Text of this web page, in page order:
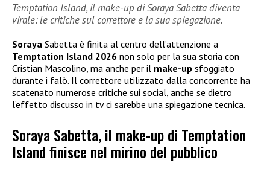
Temptation Island, il make-up di Soraya Sabetta diventa
virale: le critiche sul correttore e la sua spiegazione.
Soraya Sabetta è finita al centro dell’attenzione a
Temptation Island 2026 non solo per la sua storia con
Cristian Mascolino, ma anche per il make-up sfoggiato
durante i falò. Il correttore utilizzato dalla concorrente ha
scatenato numerose critiche sui social, anche se dietro
l’effetto discusso in tv ci sarebbe una spiegazione tecnica.
Soraya Sabetta, il make-up di Temptation
Island finisce nel mirino del pubblico